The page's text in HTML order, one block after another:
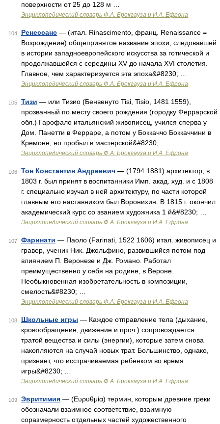
поверхности от 25 до 128 м …
Энциклопедический словарь Ф.А. Брокгауза и И.А. Ефрона
104 Ренессанс — (итал. Rinascimento, франц. Renaissance =
Возрождение) общепринятое название эпохи, следовавшей
в истории западноевропейского искусства за готической и
продолжавшейся с середины XV до начала XVI столетия.
Главное, чем характеризуется эта эпоха&#8230; …
Энциклопедический словарь Ф.А. Брокгауза и И.А. Ефрона
105 Тизи — или Тизио (Бенвенуто Tisi, Tisio, 1481 1559),
прозванный по месту своего рождения (городку Феррарской
обл.) Гарофало итальянский живописец, учился сперва у
Дом. Панетти в Ферраре, a потом у Боккаччо Боккаччини в
Кремоне, но пробыл в мастерской&#8230; …
Энциклопедический словарь Ф.А. Брокгауза и И.А. Ефрона
106 Тон Константин Андреевич — (1794 1881) архитектор; в
1803 г. был принят в воспитанники Имп. акад. худ. и с 1808
г. специально изучал в ней архитектуру, по части которой
главным его наставником был Воронихин. В 1815 г. окончил
академический курс со званием художника 1 й&#8230; …
Энциклопедический словарь Ф.А. Брокгауза и И.А. Ефрона
107 Фаринати — Паоло (Farinati, 1522 1606) итал. живописец и
гравер, ученик Ник. Джольфино, развившийся потом под
влиянием П. Веронезе и Дж. Романо. Работал
преимущественно у себя на родине, в Вероне.
Необыкновенная изобретательность в композиции,
смелость&#8230; …
Энциклопедический словарь Ф.А. Брокгауза и И.А. Ефрона
108 Школьные игры — Каждое отправление тела (дыхание,
кровообращение, движение и проч.) сопровождается
тратой вещества и силы (энергии), которые затем снова
накопляются на случай новых трат. Большинство, однако,
признает, что исстрачиваемая ребенком во время
игры&#8230; …
Энциклопедический словарь Ф.А. Брокгауза и И.А. Ефрона
109 Эвритимия — (Ευρυθμία) термин, которым древние греки
обозначали взаимное соответствие, взаимную
соразмерность отдельных частей художественного